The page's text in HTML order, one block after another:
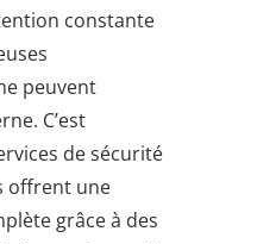
constante
peuvent
C’est
de sécurité
offrent une
grâce à des